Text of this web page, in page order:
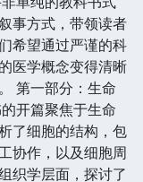
事方式，带领读者
希望通过严谨的科
医学概念变得清晰
第一部分：生命
开篇聚焦于生命
了细胞的结构，包
协作，以及细胞周
织学层面，探讨了